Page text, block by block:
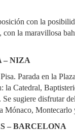
con la
la maravillosa
– NIZA
Parada en la
la Catedral,
sugiere disfrutar
Mónaco,
– BARCELONA